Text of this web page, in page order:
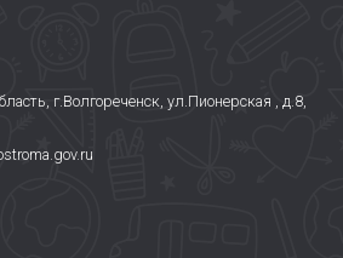
г.Волгореченск, ул.Пионерская , д.8,